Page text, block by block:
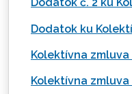
Dodatok č. 2 ku
Dodatok ku
Kolektívna zmluva
Kolektívna zmluva